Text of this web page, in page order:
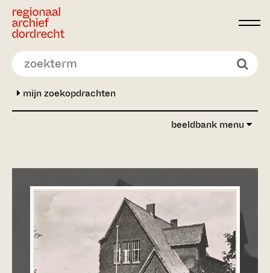
Ga direct naar de inhoud
mijn zoekopdrachten
beeldbank menu